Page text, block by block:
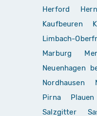
Herford
Kaufbeuren
Limbach-
Marburg
Neuenhagen
Nordhausen
Pirna
Plauen
Salzgitter